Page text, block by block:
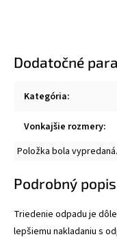
Dodatočné
Kategória:
Vonkajšie rozmery:
Položka bola
Podrobný popis
Triedenie odpadu je
lepšiemu nakladaniu s